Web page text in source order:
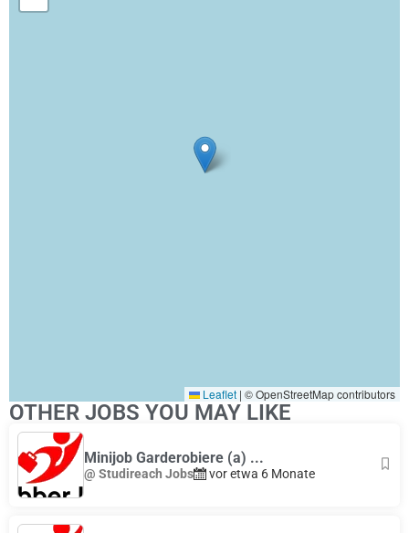
Leaflet | © OpenStreetMap contributors
OTHER JOBS YOU MAY LIKE
Minijob Garderobiere (a) ...
@ Studireach Jobs vor etwa 6 Monate